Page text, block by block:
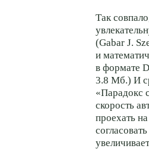
Так
(Gabar J.
и
в формате
3.8 Мб.) И
«Парадокс
скорость
проехать